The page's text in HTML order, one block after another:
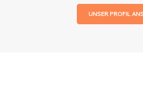
UNSER PROFIL